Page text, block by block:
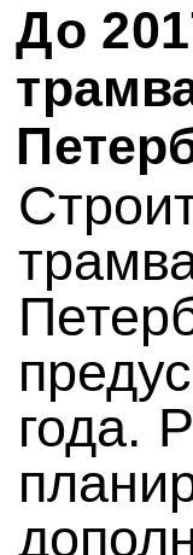
До
года.